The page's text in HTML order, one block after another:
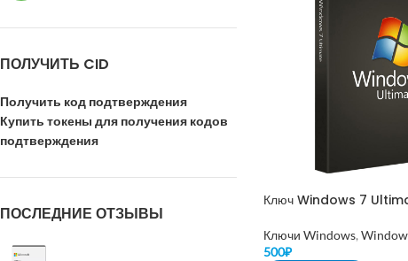
ПОЛУЧИТЬ CID
Получить код подтверждения
Купить токены для получения кодов
подтверждения
ПОСЛЕДНИЕ ОТЗЫВЫ
Ключ Windows 7
Ключи Windows,
500₽